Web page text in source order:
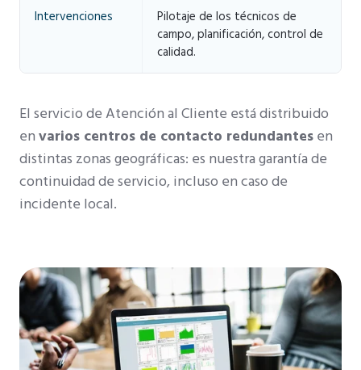
Intervenciones
Pilotaje de los técnicos de
campo, planificación, control de
calidad.
El servicio de Atención al Cliente está distribuido
en varios centros de contacto redundantes en
distintas zonas geográficas: es nuestra garantía de
continuidad de servicio, incluso en caso de
incidente local.